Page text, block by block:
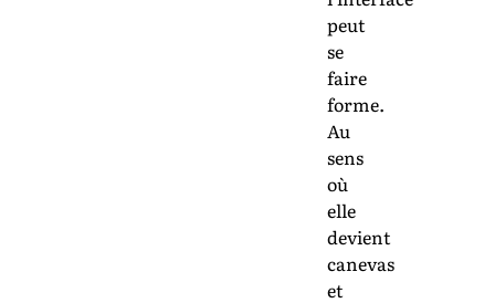
peut
se
faire
forme.
Au
sens
où
elle
devient
canevas
et